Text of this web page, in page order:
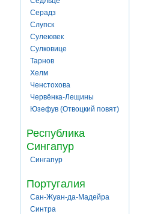
Серадз
Слупск
Сулеювек
Сулковице
Тарнов
Хелм
Ченстохова
Червёнка-Лещины
Юзефув (Отвоцкий повят)
Республика
Сингапур
Сингапур
Португалия
Сан-Жуан-да-Мадейра
Синтра